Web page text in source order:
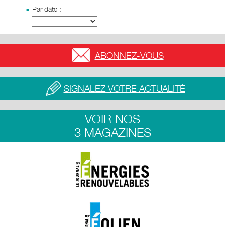
Par date :
ABONNEZ-VOUS
SIGNALEZ VOTRE ACTUALITÉ
VOIR NOS
3 MAGAZINES